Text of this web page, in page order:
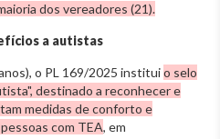
dos vereadores (21).
a autistas
o PL 169/2025 instituio selo
destinado a reconhecer e
medidas de conforto e
com TEA, em